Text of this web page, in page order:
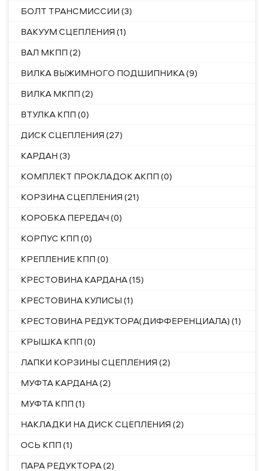
БОЛТ ТРАНСМИССИИ (3)
ВАКУУМ СЦЕПЛЕНИЯ (1)
ВАЛ МКПП (2)
ВИЛКА ВЫЖИМНОГО ПОДШИПНИКА (9)
ВИЛКА МКПП (2)
ВТУЛКА КПП (0)
ДИСК СЦЕПЛЕНИЯ (27)
КАРДАН (3)
КОМПЛЕКТ ПРОКЛАДОК АКПП (0)
КОРЗИНА СЦЕПЛЕНИЯ (21)
КОРОБКА ПЕРЕДАЧ (0)
КОРПУС КПП (0)
КРЕПЛЕНИЕ КПП (0)
КРЕСТОВИНА КАРДАНА (15)
КРЕСТОВИНА КУЛИСЫ (1)
КРЕСТОВИНА РЕДУКТОРА(ДИФФЕРЕНЦИАЛА) (1)
КРЫШКА КПП (0)
ЛАПКИ КОРЗИНЫ СЦЕПЛЕНИЯ (2)
МУФТА КАРДАНА (2)
МУФТА КПП (1)
НАКЛАДКИ НА ДИСК СЦЕПЛЕНИЯ (2)
ОСЬ КПП (1)
ПАРА РЕДУКТОРА (2)